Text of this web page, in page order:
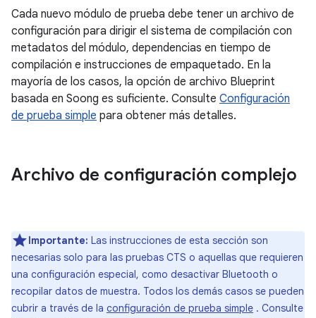
Cada nuevo módulo de prueba debe tener un archivo de
configuración para dirigir el sistema de compilación con
metadatos del módulo, dependencias en tiempo de
compilación e instrucciones de empaquetado. En la
mayoría de los casos, la opción de archivo Blueprint
basada en Soong es suficiente. Consulte Configuración
de prueba simple para obtener más detalles.
Archivo de configuración complejo
Importante: Las instrucciones de esta sección son
necesarias solo para las pruebas CTS o aquellas que requieren
una configuración especial, como desactivar Bluetooth o
recopilar datos de muestra. Todos los demás casos se pueden
cubrir a través de la configuración de prueba simple . Consulte